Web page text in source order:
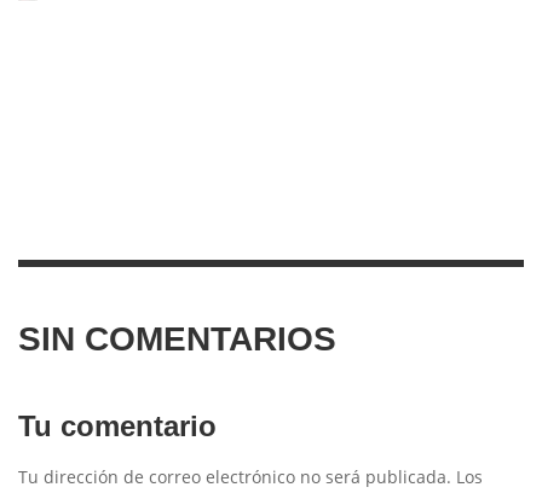
SIN COMENTARIOS
Tu comentario
Tu dirección de correo electrónico no será publicada. Los